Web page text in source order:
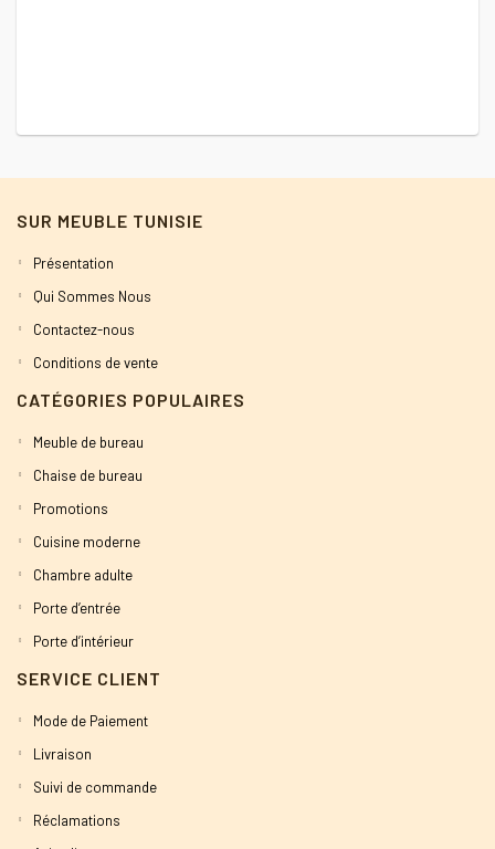
SUR MEUBLE TUNISIE
Présentation
Qui Sommes Nous
Contactez-nous
Conditions de vente
CATÉGORIES POPULAIRES
Meuble de bureau
Chaise de bureau
Promotions
Cuisine moderne
Chambre adulte
Porte d’entrée
Porte d’intérieur
SERVICE CLIENT
Mode de Paiement
Livraison
Suivi de commande
Réclamations